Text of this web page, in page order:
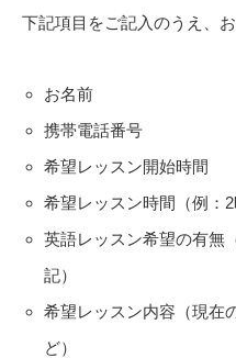
下記項目をご記入のうえ、お
お名前
携帯電話番号
希望レッスン開始時間
希望レッスン時間（例：2
英語レッスン希望の有無
記）
希望レッスン内容（現在
ど）